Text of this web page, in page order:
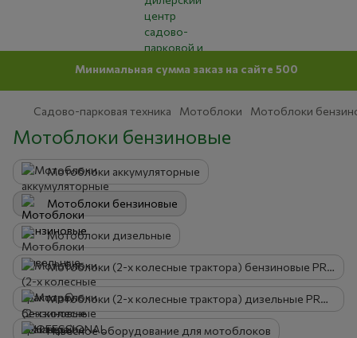
Минимальная сумма заказ на сайте 500 грн
Садово-парковая техника Мотоблоки Мотоблоки
Мотоблоки бензиновые
Мотоблоки аккумуляторные
Мотоблоки бензиновые
Мотоблоки дизельные
Мотоблоки (2-х колесные трактора) бензиновые PROFESSIONAL
Мотоблоки (2-х колесные трактора) дизельные PROFESSIONAL
Навесное оборудование для мотоблоков